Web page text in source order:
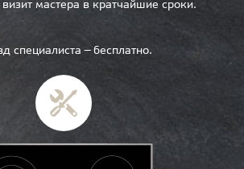
мастера в кратчайшие сроки.
специалиста — бесплатно.